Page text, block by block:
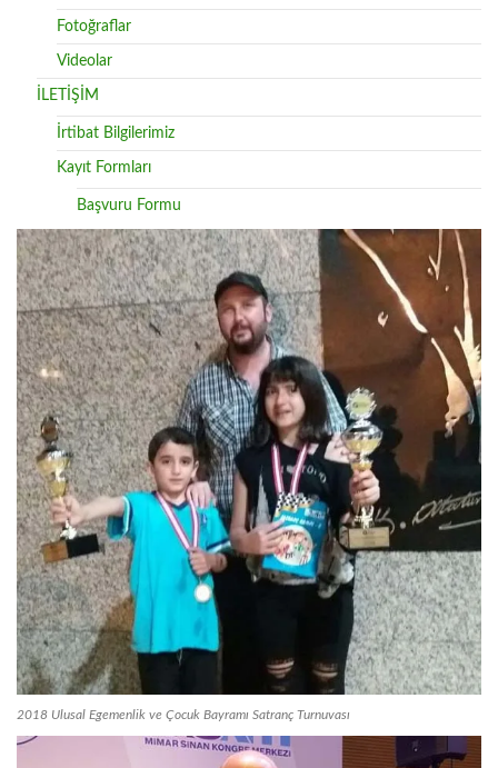
Fotoğraflar
Videolar
İLETİŞİM
İrtibat Bilgilerimiz
Kayıt Formları
Başvuru Formu
2018 Ulusal Egemenlik ve Çocuk Bayramı Satranç Turnuvası